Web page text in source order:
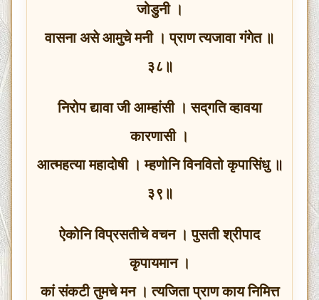
जोडुनी ।
वासना असे आमुचे मनी । प्राण त्यजावा गंगेत ॥
३८॥
निरोप द्यावा जी आम्हांसी । सद्‌गति व्हावया
कारणासी ।
आत्महत्या महादोषी । म्हणोनि विनवितो कृपासिंधु ॥
३९॥
ऐकोनि विप्रसतीचे वचन । पुसती श्रीपाद
कृपायमान ।
कां संकटी तुमचे मन । त्यजिता प्राण काय निमित्त